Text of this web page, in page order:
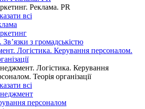
Реклама. PR
всі
Зв’язки з громадськістю
Логістика. Керування персоналом.
Логістика. Керування
Теорія організації
всі
персоналом